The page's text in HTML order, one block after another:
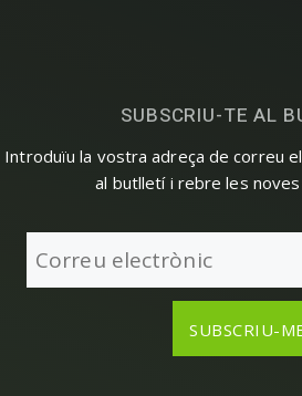
SUBSCRIU-TE AL
Introduïu la vostra adreça de correu
al butlletí i rebre les noves